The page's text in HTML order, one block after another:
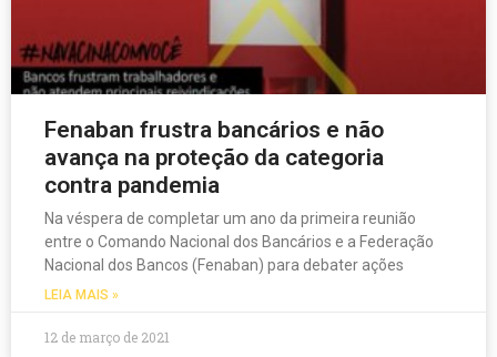
Fenaban frustra bancários e não
avança na proteção da categoria
contra pandemia
Na véspera de completar um ano da primeira reunião
entre o Comando Nacional dos Bancários e a Federação
Nacional dos Bancos (Fenaban) para debater ações
LEIA MAIS »
12 de março de 2021